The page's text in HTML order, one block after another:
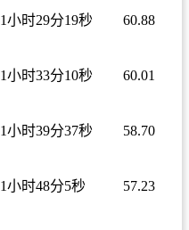
1小时29分19秒 60.88
1小时33分10秒 60.01
1小时39分37秒 58.70
1小时48分5秒 57.23